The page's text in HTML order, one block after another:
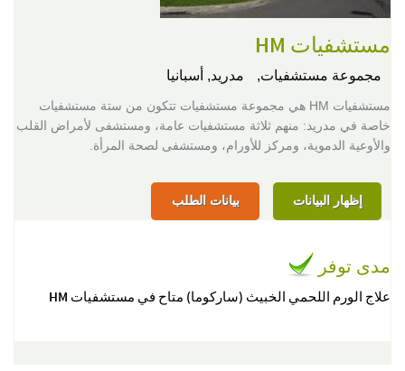
مستشفيات HM
مجموعة مستشفيات, مدريد, أسبانيا
مستشفيات HM هي مجموعة مستشفيات تتكون من ستة مستشفيات
خاصة في مدريد: منهم ثلاثة مستشفيات عامة، ومستشفى لأمراض القلب
والأوعية الدموية، ومركز للأورام، ومستشفى لصحة المرأة.
إظهار البيانات بيانات الطلب
مدى توفر
علاج الورم اللحمي الخبيث (ساركوما) متاح في مستشفيات HM